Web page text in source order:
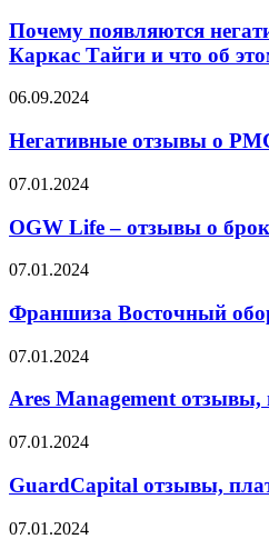
негативные
отзывы
о
Тайги
что
этом
партнёры
Почему появляются
Каркас Тайги и что об
Негативные
о
PMGO:
правда
или
миф?
06.09.2024
Негативные отзывы о
OGW
–
отзывы
о
07.01.2024
OGW Life – отзывы о
Франшиза
оборот,
отзывы
07.01.2024
Франшиза Восточный
Ares
отзывы,
или
07.01.2024
Ares Management отзывы,
GuardCapital
платят
или
нет?
07.01.2024
GuardCapital отзывы,
Win4Trader
07.01.2024